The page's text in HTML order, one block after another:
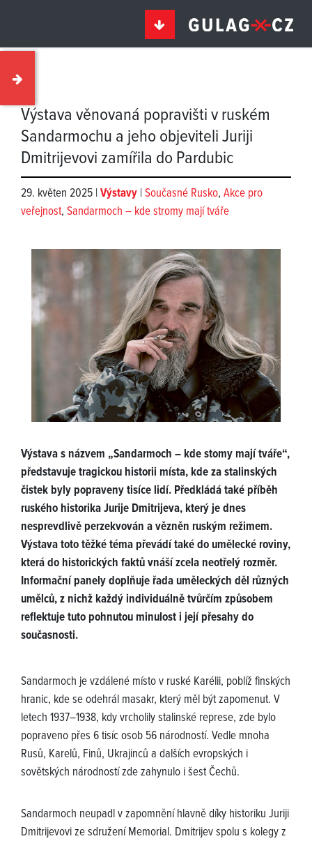
Výstava věnovaná popravišti v ruském
Sandarmochu a jeho objeviteli Juriji
Dmitrijevovi zamířila do Pardubic
29. květen 2025 | Výstavy | Současné Rusko, Akce pro
veřejnost, Sandarmoch – kde stromy mají tváře
Výstava s názvem „Sandarmoch – kde stomy mají tváře“,
představuje tragickou historii místa, kde za stalinských
čistek byly popraveny tisíce lidí. Předkládá také příběh
ruského historika Jurije Dmitrijeva, který je dnes
nesprevdlivě perzekvován a vězněn ruským režimem.
Výstava toto těžké téma převádí také do umělecké roviny,
která do historických faktů vnáší zcela neotřelý rozměr.
Informační panely doplňuje řada uměleckých děl různých
umělců, z nichž každý individuálně tvůrčím způsobem
reflektuje tuto pohnutou minulost i její přesahy do
současnosti.
Sandarmoch je vzdálené místo v ruské Karélii, poblíž finských
hranic, kde se odehrál masakr, který měl být zapomenut. V
letech 1937–1938, kdy vrcholily stalinské represe, zde bylo
popraveno přes 6 tisíc osob 56 národností. Vedle mnoha
Rusů, Karelů, Finů, Ukrajinců a dalších evropských i
sovětských národností zde zahynulo i šest Čechů.
Sandarmoch neupadl v zapomnění hlavně díky historiku Juriji
Dmitrijevovi ze sdružení Memorial. Dmitrijev spolu s kolegy z